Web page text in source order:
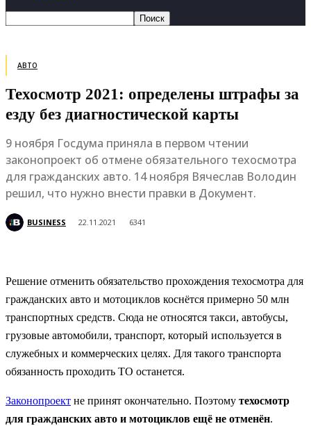
АВТО
Техосмотр 2021: определены штрафы за
езду без диагностической карты
9 ноября Госдума приняла в первом чтении
законопроект об отмене обязательного техосмотра
для гражданских авто. 14 ноября Вячеслав Володин
решил, что нужно внести правки в Документ.
BUSINESS 22.11.2021 6341
Решение отменить обязательство прохождения техосмотра для
гражданских авто и мотоциклов коснётся примерно 50 млн
транспортных средств. Сюда не относятся такси, автобусы,
грузовые автомобили, транспорт, который используется в
служебных и коммерческих целях. Для такого транспорта
обязанность проходить ТО останется.
Законопроект не принят окончательно. Поэтому техосмотр
для гражданских авто и мотоциклов ещё не отменён.